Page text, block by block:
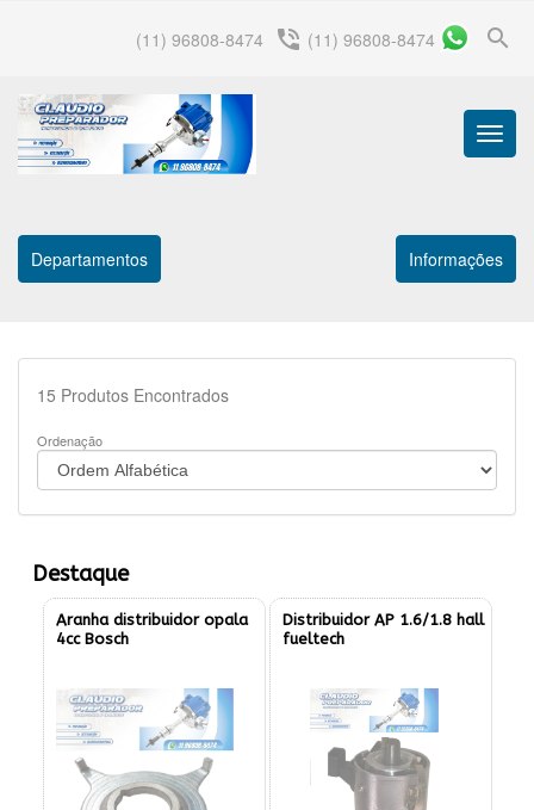
search
(11) 96808-8474 phone_in_talk (11) 96808-8474
Menu
Departamentos Informações
15 Produtos Encontrados
Ordenação
Destaque
Aranha distribuidor opala
4cc Bosch
Distribuidor AP 1.6/1.8 hall
fueltech